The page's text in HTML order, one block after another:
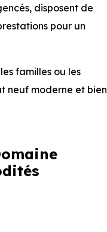
disposent de
pour un
familles ou les
neuf moderne et bien